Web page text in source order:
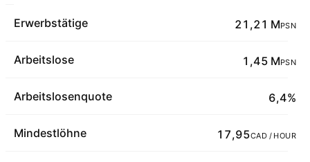
Erwerbstätige 21,21 MPSN
Arbeitslose 1,45 MPSN
Arbeitslosenquote 6,4%
Mindestlöhne 17,95CAD / HOUR